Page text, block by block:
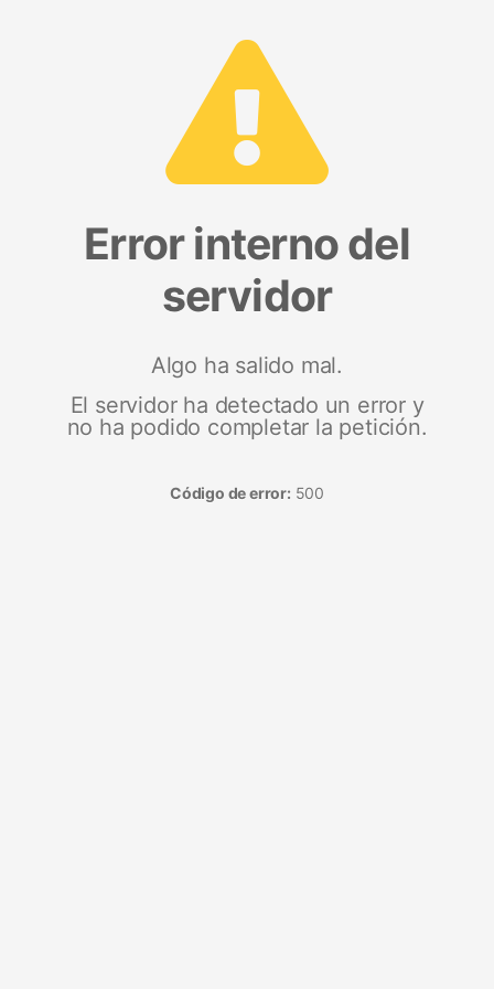
Error interno del
servidor
Algo ha salido mal.
El servidor ha detectado un error y
no ha podido completar la petición.
Código de error: 500